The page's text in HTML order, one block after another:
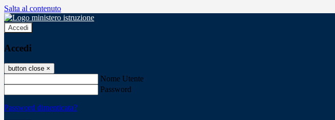
Salta al contenuto
Accedi
Accedi
button close ×
Nome Utente
Password
Password dimenticata?